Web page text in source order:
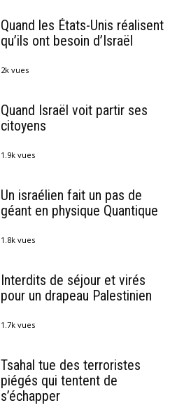
Quand les États-Unis réalisent
qu’ils ont besoin d’Israël
2k vues
Quand Israël voit partir ses
citoyens
1.9k vues
Un israélien fait un pas de
géant en physique Quantique
1.8k vues
Interdits de séjour et virés
pour un drapeau Palestinien
1.7k vues
Tsahal tue des terroristes
piégés qui tentent de
s’échapper